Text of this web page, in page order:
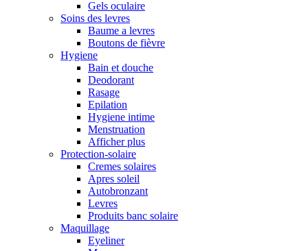
Gels oculaire
Soins des levres
Baume a levres
Boutons de fièvre
Hygiene
Bain et douche
Deodorant
Rasage
Epilation
Hygiene intime
Menstruation
Afficher plus
Protection-solaire
Cremes solaires
Apres soleil
Autobronzant
Levres
Produits banc solaire
Maquillage
Eyeliner